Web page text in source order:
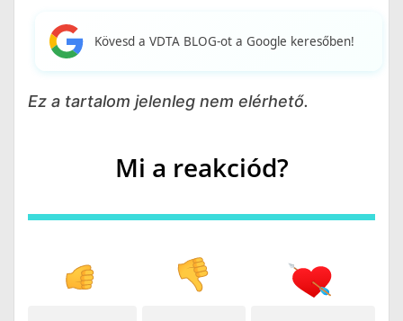
Kövesd a VDTA BLOG-ot a Google keresőben!
Ez a tartalom jelenleg nem elérhető.
Mi a reakciód?